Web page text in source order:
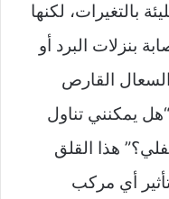
بالتغيرات، لكنها
بنزلات البرد أو
السعال القارص
يمكنني تناول
هذا القلق
أي مركب